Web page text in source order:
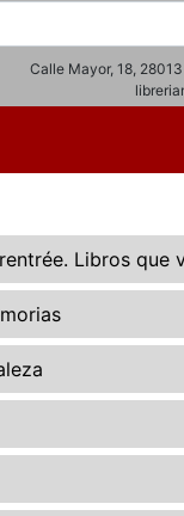
Calle Mayor, 18, 28013
Libros que